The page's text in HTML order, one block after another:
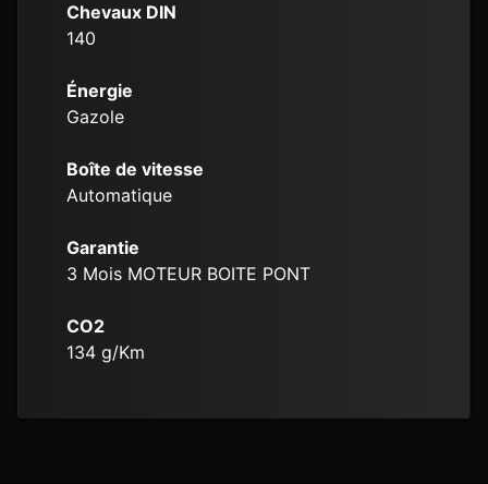
Chevaux DIN
140
Énergie
Gazole
Boîte de vitesse
Automatique
Garantie
3 Mois MOTEUR BOITE PONT
CO2
134 g/Km